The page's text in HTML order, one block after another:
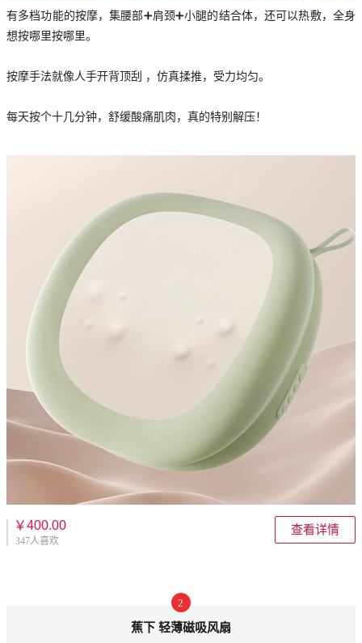
有多档功能的按摩，集腰部➕肩颈➕小腿的结合体，还可以热敷，全身
想按哪里按哪里。
按摩手法就像人手开背顶刮 ，仿真揉推，受力均匀。
每天按个十几分钟，舒缓酸痛肌肉，真的特别解压！
￥400.00
347人喜欢
查看详情
2
蕉下 轻薄磁吸风扇